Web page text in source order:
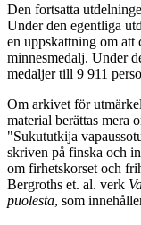
Den fortsatta
Under den egentliga
en uppskattning om att
minnesmedalj. Under
medaljer till 9 911
Om arkivet för
material berättas mera
"Sukututkija
skriven på finska och
om firhetskorset och
Bergroths et. al. verk
puolesta, som